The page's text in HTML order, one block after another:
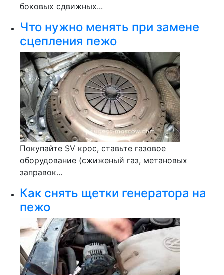
боковых сдвижных...
Что нужно менять при замене
сцепления пежо
Покупайте SV крос, ставьте газовое
оборудование (сжиженый газ, метановых
заправок...
Как снять щетки генератора на
пежо